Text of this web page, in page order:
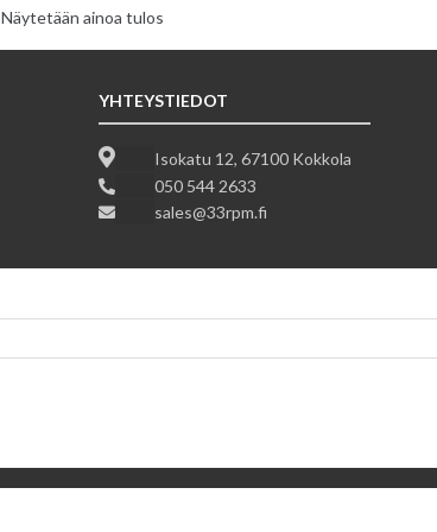
Näytetään ainoa tulos
YHTEYSTIEDOT
Isokatu 12, 67100 Kokkola
050 544 2633
sales@33rpm.fi